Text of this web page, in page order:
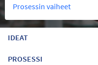
Prosessin vaiheet
IDEAT
PROSESSI